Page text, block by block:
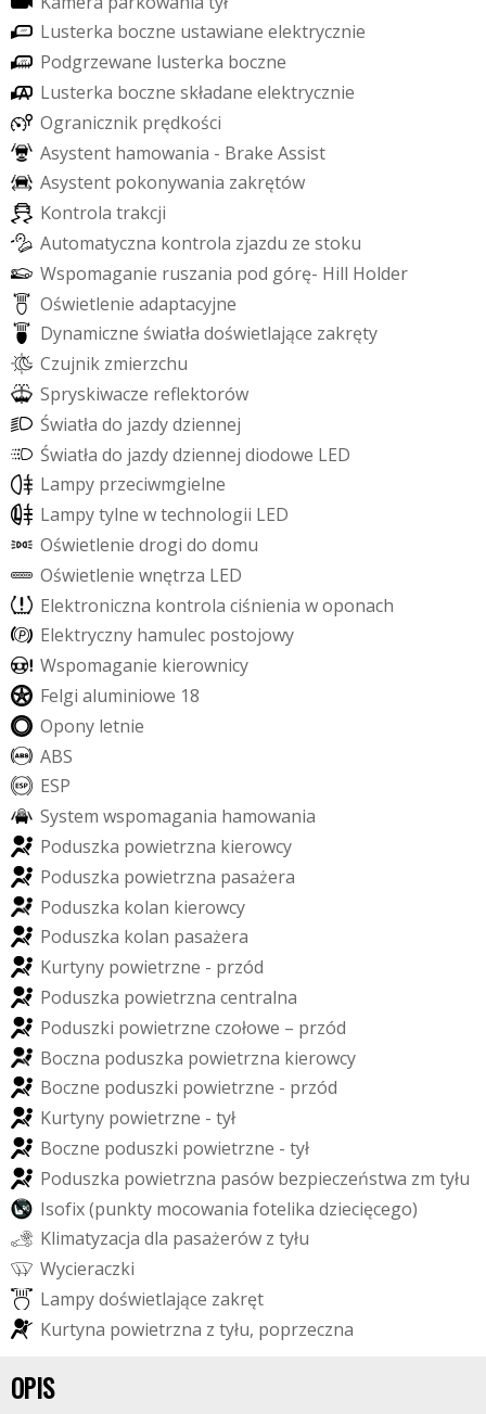
Lusterka boczne ustawiane elektrycznie
Podgrzewane lusterka boczne
Lusterka boczne składane elektrycznie
Ogranicznik prędkości
Asystent hamowania - Brake Assist
Asystent pokonywania zakrętów
Kontrola trakcji
Automatyczna kontrola zjazdu ze stoku
Wspomaganie ruszania pod górę- Hill Holder
Oświetlenie adaptacyjne
Dynamiczne światła doświetlające zakręty
Czujnik zmierzchu
Spryskiwacze refektorów
Światła do jazdydziennej
Światła do jazdydziennej diodowe LED
Lampy przeciwmgielne
Lampytylne wtechnologii LED
Oświetlenie drogi do domu
Oświetlenie wnętrza LED
Elektroniczna kontrola ciśnienia woponach
Elektryczny hamulec postojowy
Wspomaganie kierownicy
Felgi aluminiowe 18
Opony letnie
ABS
ESP
System wspomagania hamowania
Poduszka powietrzna kierowcy
Poduszka powietrzna pasażera
Poduszka kolan kierowcy
Poduszka kolan pasażera
Kurtyny powietrzne - przód
Poduszka powietrzna centralna
Poduszki powietrzne czołowe – przód
Boczna poduszka powietrzna kierowcy
Boczne poduszki powietrzne - przód
Kurtyny powietrzne - tył
Boczne poduszki powietrzne - tył
Poduszka powietrzna pasów bezpieczeństwa zm tyłu
Isofix(punkty mocowania fotelika dziecięcego)
Klimatyzacja dla pasażerów z tyłu
Wycieraczki
Lampydoświetlające zakręt
Kurtyna powietrzna z tyłu, poprzeczna
OPIS